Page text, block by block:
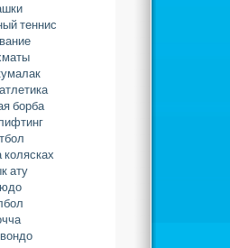
теннис
борба
колясках
ату